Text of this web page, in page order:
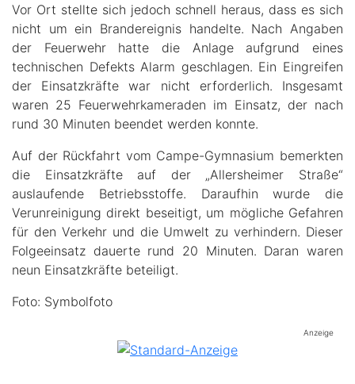
Vor Ort stellte sich jedoch schnell heraus, dass es sich
nicht um ein Brandereignis handelte. Nach Angaben
der Feuerwehr hatte die Anlage aufgrund eines
technischen Defekts Alarm geschlagen. Ein Eingreifen
der Einsatzkräfte war nicht erforderlich. Insgesamt
waren 25 Feuerwehrkameraden im Einsatz, der nach
rund 30 Minuten beendet werden konnte.
Auf der Rückfahrt vom Campe-Gymnasium bemerkten
die Einsatzkräfte auf der „Allersheimer Straße“
auslaufende Betriebsstoffe. Daraufhin wurde die
Verunreinigung direkt beseitigt, um mögliche Gefahren
für den Verkehr und die Umwelt zu verhindern. Dieser
Folgeeinsatz dauerte rund 20 Minuten. Daran waren
neun Einsatzkräfte beteiligt.
Foto: Symbolfoto
Anzeige